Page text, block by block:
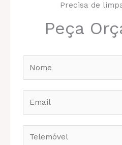
Precisa de
Peça